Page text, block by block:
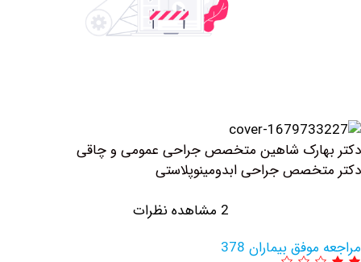
شاهین متخصص جراحی عمومی و چاقی
جراحی ابدومینوپلاستی
بیماران 378